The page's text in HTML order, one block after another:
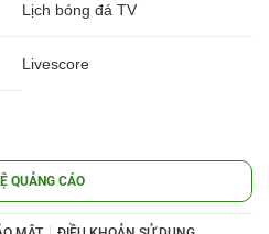
Lịch bóng đá TV
Livescore
QUẢNG CÁO